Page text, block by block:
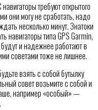
требуют открытого
они могу не сработать, надо
несколько минут. Знатоки
навигаторы типа GPS Garmin,
и надежнее работают в
советами тоже не лишнее.
взять с собой бутылку
совет возьмите с собой и
например «особый» —